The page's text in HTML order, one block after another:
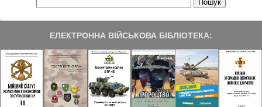
ЕЛЕКТРОННА ВІЙСЬКОВА БІБЛІОТЕКА: